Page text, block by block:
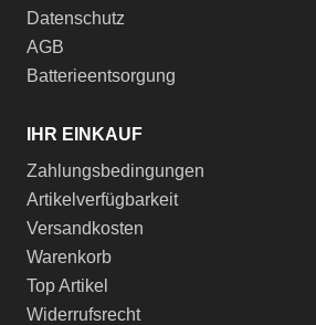
Datenschutz
AGB
Batterieentsorgung
IHR EINKAUF
Zahlungsbedingungen
Artikelverfügbarkeit
Versandkosten
Warenkorb
Top Artikel
Widerrufsrecht